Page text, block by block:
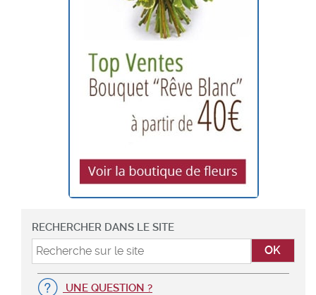
RECHERCHER DANS LE SITE
UNE QUESTION ?